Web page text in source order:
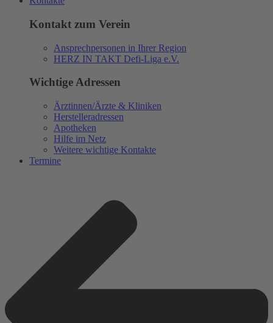
Kontakt zum Verein
Ansprechpersonen in Ihrer Region
HERZ IN TAKT Defi-Liga e.V.
Wichtige Adressen
Ärztinnen/Ärzte & Kliniken
Herstelleradressen
Apotheken
Hilfe im Netz
Weitere wichtige Kontakte
Termine